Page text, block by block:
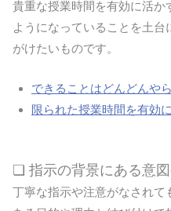
貴重な授業時間を有効に活か
ようになっていることを土
がけたいものです。
できることはどんどんや
限られた授業時間を有効
❏ 指示の背景にある意
丁寧な指示や注意がなされて